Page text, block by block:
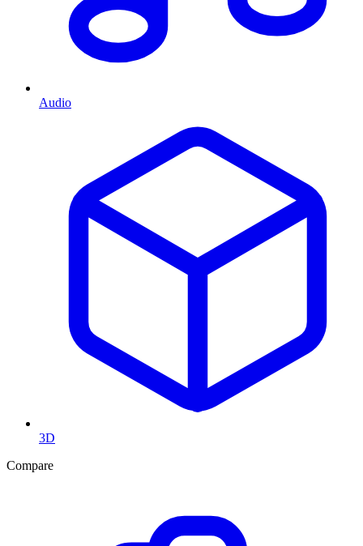
Audio
3D
Compare